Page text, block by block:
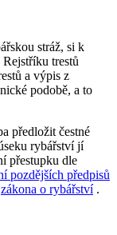
stráž, si k
trestů
a výpis z
podobě, a to
předložit čestné
rybářství jí
přestupku dle
pozdějších předpisů
zákona o rybářství.